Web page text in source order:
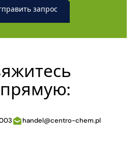
handel@centro-chem.pl